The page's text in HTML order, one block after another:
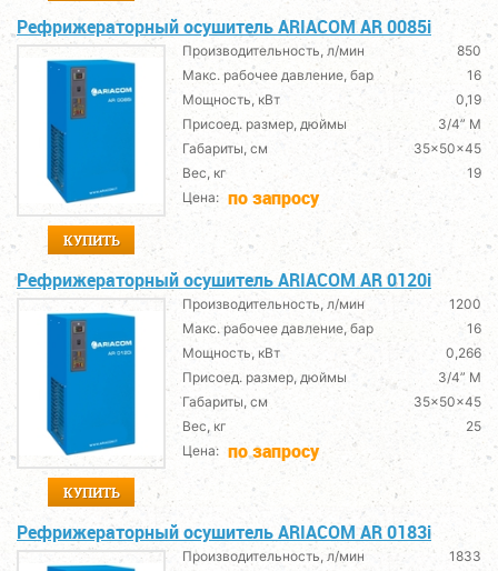
Рефрижераторный осушитель ARIACOM AR 0085i
КУПИТЬ
Производительность, л/мин
850
Макс. рабочее давление, бар
16
Мощность, кВт
0,19
Присоед. размер, дюймы
3/4” M
Габариты, см
35x50x45
Вес, кг
19
Цена: по запросу
Рефрижераторный осушитель ARIACOM AR 0120i
КУПИТЬ
Производительность, л/мин
1200
Макс. рабочее давление, бар
16
Мощность, кВт
0,266
Присоед. размер, дюймы
3/4” M
Габариты, см
35x50x45
Вес, кг
25
Цена: по запросу
Рефрижераторный осушитель ARIACOM AR 0183i
Производительность, л/мин
1833